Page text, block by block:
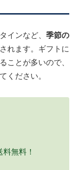
インなど、 季節の
されます。ギフトに
ことが多いので、
ください。
無料！